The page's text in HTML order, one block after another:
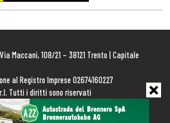
Maccani, 108/21 – 38121 Trento | Capitale
al Registro Imprese 02674160227
Tutti i diritti sono riservati